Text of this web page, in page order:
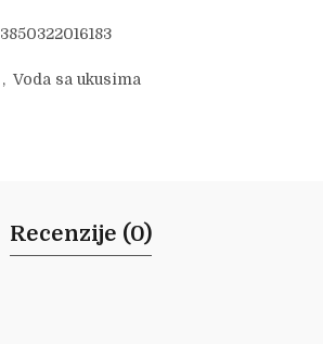
3850322016183
, Voda sa ukusima
Recenzije (0)